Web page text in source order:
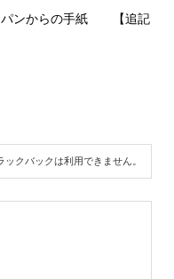
パンからの手紙 【追記
ックバックは利用できません。